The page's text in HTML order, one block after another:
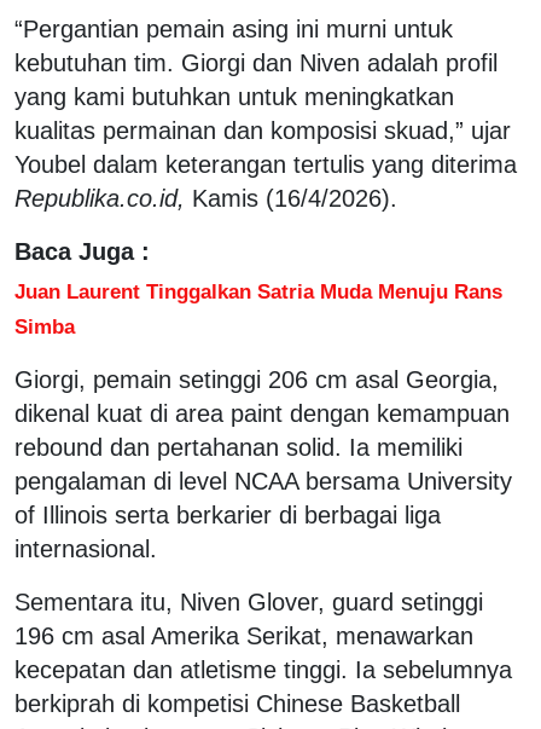
“Pergantian pemain asing ini murni untuk
kebutuhan tim. Giorgi dan Niven adalah profil
yang kami butuhkan untuk meningkatkan
kualitas permainan dan komposisi skuad,” ujar
Youbel dalam keterangan tertulis yang diterima
Republika.co.id, Kamis (16/4/2026).
Baca Juga :
Juan Laurent Tinggalkan Satria Muda Menuju Rans
Simba
Giorgi, pemain setinggi 206 cm asal Georgia,
dikenal kuat di area paint dengan kemampuan
rebound dan pertahanan solid. Ia memiliki
pengalaman di level NCAA bersama University
of Illinois serta berkarier di berbagai liga
internasional.
Sementara itu, Niven Glover, guard setinggi
196 cm asal Amerika Serikat, menawarkan
kecepatan dan atletisme tinggi. Ia sebelumnya
berkiprah di kompetisi Chinese Basketball